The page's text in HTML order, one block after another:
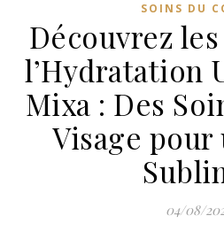
SOINS DU
Découvrez
l’Hydratation
Mixa : Des
Visage pour
04/08/